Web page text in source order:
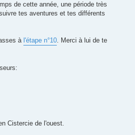
de cette année, une période très
tes aventures et tes différents
à l'étape n°10 . Merci à lui de te
Cistercie de l'ouest.